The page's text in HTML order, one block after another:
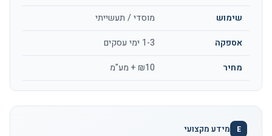
שימוש
מוסדי / תעשייתי
אספקה
1-3 ימי עסקים
מחיר
₪10 + מע"מ
E מידע מקצועי